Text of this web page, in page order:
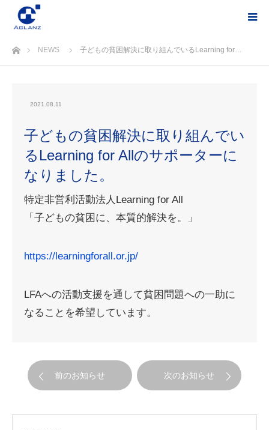
ホームNEWS 子どもの貧困解決に取り組んでいるLearning for…
2021.08.11
子どもの貧困解決に取り組んでい
るLearning for Allのサポーターに
なりました。
特定非営利活動法人Learning for All
「子どもの貧困に、本質的解決を。」
https://learningforall.or.jp/
LFAへの活動支援を通して貧困問題への一助に
なることを希望しています。
前のお知らせ 次のお知らせ